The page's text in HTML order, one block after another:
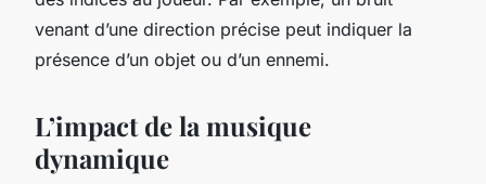
venant d’une direction précise peut indiquer la
présence d’un objet ou d’un ennemi.
L’impact de la musique
dynamique